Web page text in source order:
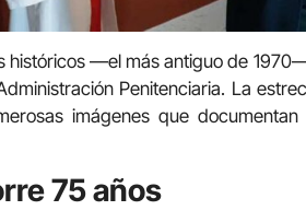
históricos —el más antiguo de
Penitenciaria. La
imágenes que
75 años